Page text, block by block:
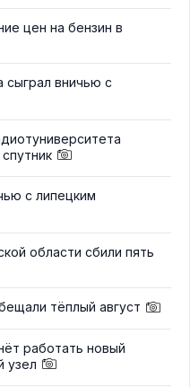
цен на бензин в
вничью с
с липецким
области сбили пять
тёплый август
работать новый
узел